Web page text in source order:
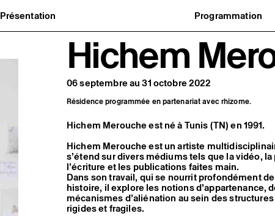
Présentation Programmation
À propos
Équipe et gouvernance
Partenaires et réseaux
Formation professionnelle
Adhérer / nous soutenir
Rapports d'activité
Informations pratiques
Agenda : en
Expositions
Événements
Médiation
Publics associés
Hichem
06 septembre au 31 octobre 2022
Résidence programmée en partenariat avec rhizome.
Hichem Merouche est né à Tunis (TN) en 1991.
Hichem Merouche est un artiste
s’étend sur divers médiums tels que la vidéo,
l’écriture et les publications faites main.
Dans son travail, qui se nourrit profondément
histoire, il explore les notions d’appartenance,
mécanismes d’aliénation au sein des
rigides et fragiles.